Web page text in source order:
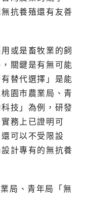
抗養殖還有友善
或是畜牧業的飼
關鍵是有無可能
替代選擇」是能
園市農業局、青
技」為例，研發
務上已證明可
可以不受限設
計專有的無抗養